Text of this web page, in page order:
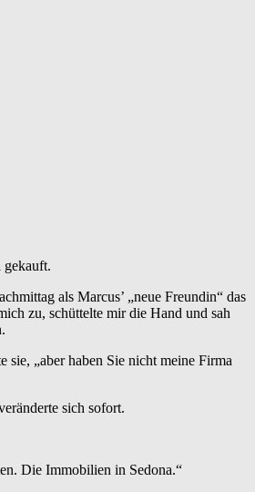
gekauft.
als Marcus’ „neue Freundin“ das
zu, schüttelte mir die Hand und sah
sie, „aber haben Sie nicht meine Firma
sich sofort.
Die Immobilien in Sedona.“